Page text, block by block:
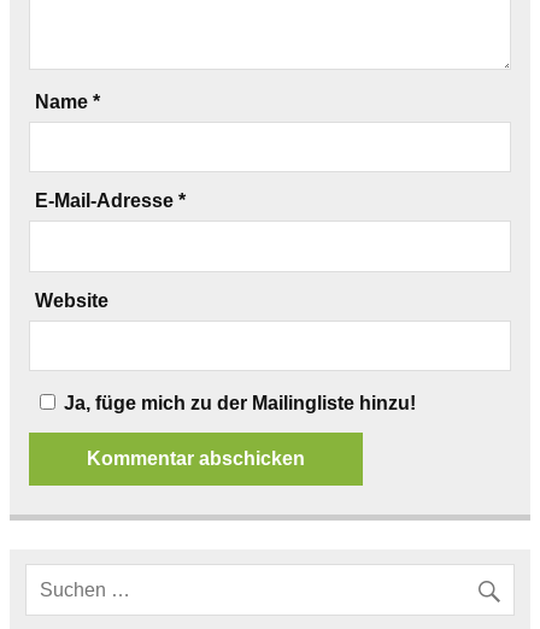
Name *
E-Mail-Adresse *
Website
Ja, füge mich zu der Mailingliste hinzu!